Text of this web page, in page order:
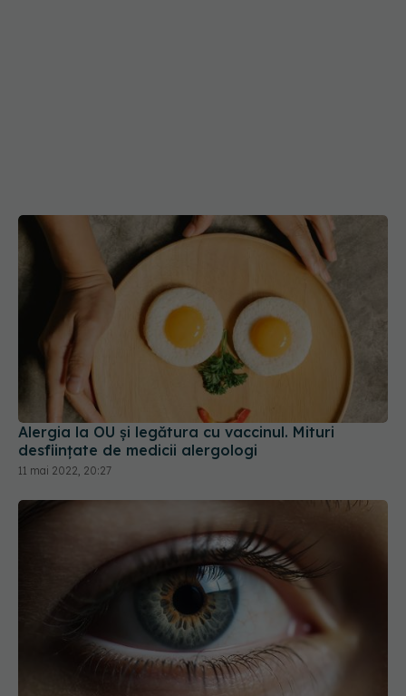
Alergia la OU și legătura cu vaccinul. Mituri
desființate de medicii alergologi
11 mai 2022, 20:27